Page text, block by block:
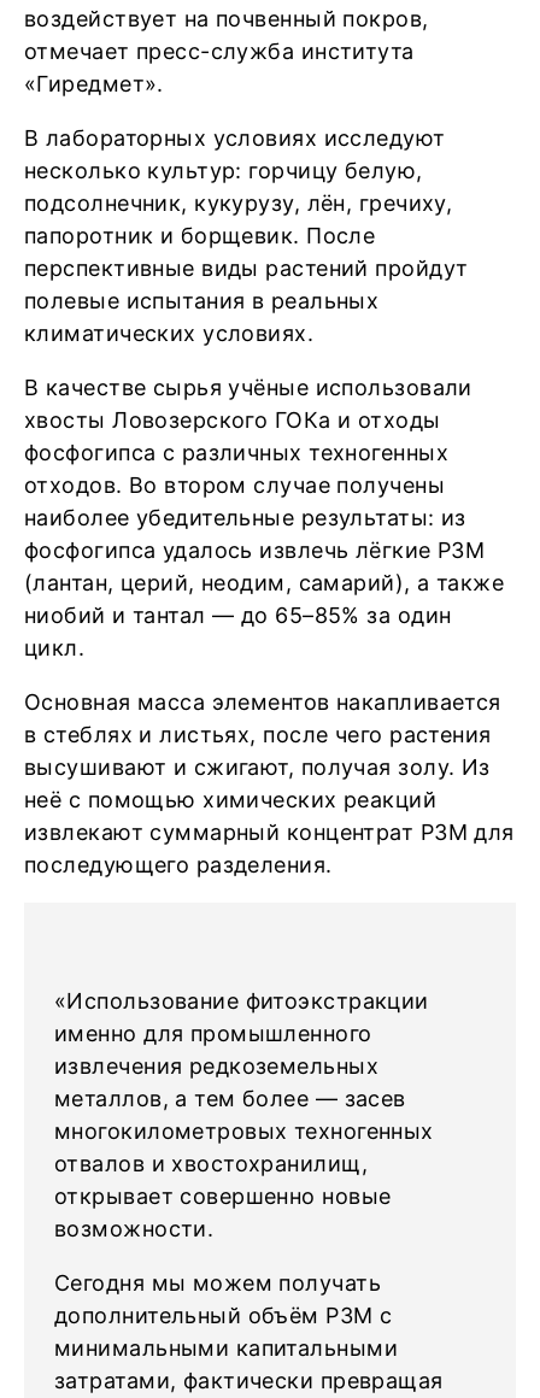
воздействует на почвенный покров,
отмечает пресс-служба института
«Гиредмет».
В лабораторных условиях исследуют
несколько культур: горчицу белую,
подсолнечник, кукурузу, лён, гречиху,
папоротник и борщевик. После
перспективные виды растений пройдут
полевые испытания в реальных
климатических условиях.
В качестве сырья учёные использовали
хвосты Ловозерского ГОКа и отходы
фосфогипса с различных техногенных
отходов. Во втором случае получены
наиболее убедительные результаты: из
фосфогипса удалось извлечь лёгкие РЗМ
(лантан, церий, неодим, самарий), а также
ниобий и тантал — до 65–85% за один
цикл.
Основная масса элементов накапливается
в стеблях и листьях, после чего растения
высушивают и сжигают, получая золу. Из
неё с помощью химических реакций
извлекают суммарный концентрат РЗМ для
последующего разделения.
«Использование фитоэкстракции
именно для промышленного
извлечения редкоземельных
металлов, а тем более — засев
многокилометровых техногенных
отвалов и хвостохранилищ,
открывает совершенно новые
возможности.
Сегодня мы можем получать
дополнительный объём РЗМ с
минимальными капитальными
затратами, фактически превращая